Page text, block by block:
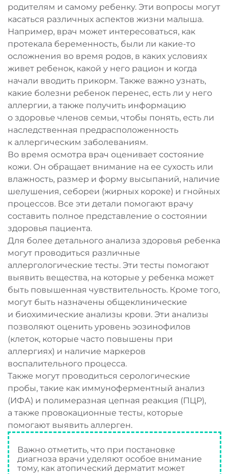
родителям и самому ребенку. Эти вопросы могут
касаться различных аспектов жизни малыша.
Например, врач может интересоваться, как
протекала беременность, были ли какие-то
осложнения во время родов, в каких условиях
живет ребенок, какой у него рацион и когда
начали вводить прикорм. Также важно узнать,
какие болезни ребенок перенес, есть ли у него
аллергии, а также получить информацию
о здоровье членов семьи, чтобы понять, есть ли
наследственная предрасположенность
к аллергическим заболеваниям.
Во время осмотра врач оценивает состояние
кожи. Он обращает внимание на ее сухость или
влажность, размер и форму высыпаний, наличие
шелушения, себореи (жирных короке) и гнойных
процессов. Все эти детали помогают врачу
составить полное представление о состоянии
здоровья пациента.
Для более детального анализа здоровья ребенка
могут проводиться различные
аллергологические тесты. Эти тесты помогают
выявить вещества, на которые у ребенка может
быть повышенная чувствительность. Кроме того,
могут быть назначены общеклинические
и биохимические анализы крови. Эти анализы
позволяют оценить уровень эозинофилов
(клеток, которые часто повышены при
аллергиях) и наличие маркеров
воспалительного процесса.
Также могут проводиться серологические
пробы, такие как иммуноферментный анализ
(ИФА) и полимеразная цепная реакция (ПЦР),
а также провокационные тесты, которые
помогают выявить аллерген.
Важно отметить, что при постановке
диагноза врачи уделяют особое внимание
тому, как атопический дерматит может